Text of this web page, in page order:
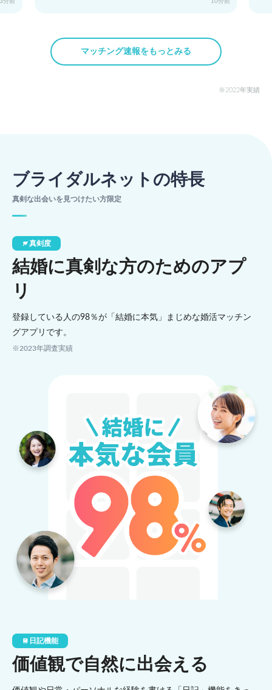
マッチング速報をもっとみる
2022年実績
ブライダルネットの特長
真剣な出会いを見つけたい方限定
真剣度
結婚に真剣な方のためのアプ
リ
登録している人の98％が「結婚に本気」まじめな婚活マッチン
グアプリです。
※2023年調査実績
日記機能
価値観で自然に出会える